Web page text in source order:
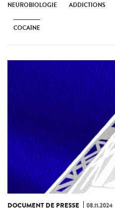
NEUROBIOLOGIE ADDICTIONS
COCAÏNE
DOCUMENT DE PRESSE 08.11.2024